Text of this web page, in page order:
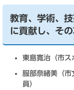
教育、学術、
に貢献し、そ
東島寛治（市ス
服部奈緒美（市
員）